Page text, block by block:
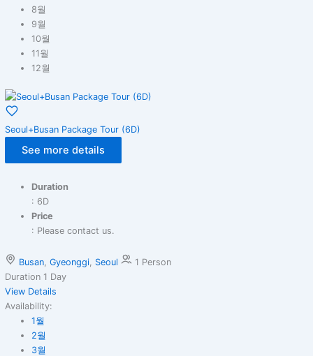
8월
9월
10월
11월
12월
Seoul+Busan Package Tour (6D)
See more details
Duration
: 6D
Price
: Please contact us.
Busan, Gyeonggi, Seoul
1 Person
Duration 1 Day
View Details
Availability:
1월
2월
3월